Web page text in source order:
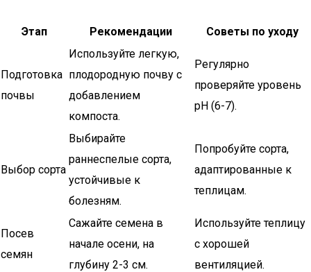
Этап Рекомендации Советы по уходу
Подготовка
почвы
Используйте легкую,
плодородную почву с
добавлением
компоста.
Регулярно
проверяйте уровень
pH (6-7).
Выбор сорта
Выбирайте
раннеспелые сорта,
устойчивые к
болезням.
Попробуйте сорта,
адаптированные к
теплицам.
Посев
семян
Сажайте семена в
начале осени, на
глубину 2-3 см.
Используйте теплицу
с хорошей
вентиляцией.